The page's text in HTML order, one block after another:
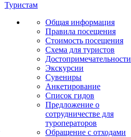
Туристам
Общая информация
Правила посещения
Стоимость посещения
Схема для туристов
Достопримечательности
Экскурсии
Сувениры
Анкетирование
Список гидов
Предложение о
сотрудничестве для
туроператоров
Обращение с отходами